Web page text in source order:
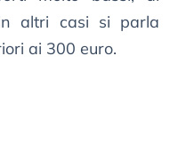
altri casi si parla
ai 300 euro.